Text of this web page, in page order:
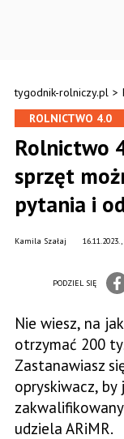
tygodnik-rolniczy.pl >
ROLNICTWO 4.0
Rolnictwo
sprzęt
pytania i
Kamila Szałaj
PODZIEL SIĘ
Nie wiesz, na
otrzymać 200
Zastanawiasz
opryskiwacz, by
udziela ARiMR.